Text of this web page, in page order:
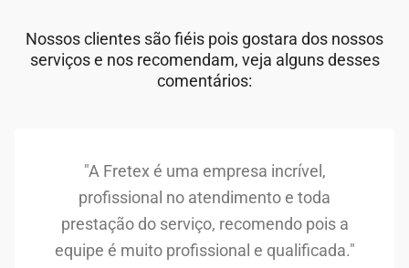
Nossos clientes são fiéis pois gostara dos nossos
serviços e nos recomendam, veja alguns desses
comentários:
"A Fretex é uma empresa incrível,
profissional no atendimento e toda
prestação do serviço, recomendo pois a
equipe é muito profissional e qualificada."